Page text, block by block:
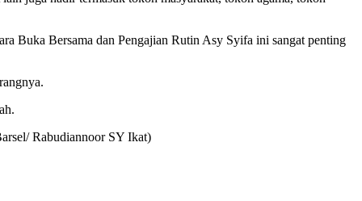
Buka Bersama dan Pengajian Rutin Asy Syifa ini sangat penting
Rabudiannoor SY Ikat)